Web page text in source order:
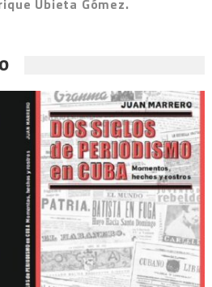
Ubieta Gómez.